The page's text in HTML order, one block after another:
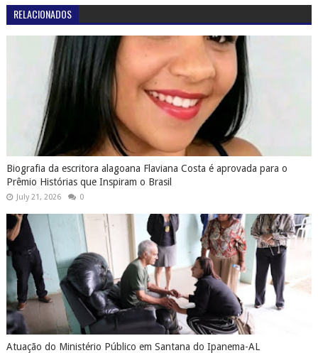
RELACIONADOS
Biografia da escritora alagoana Flaviana Costa é aprovada para o
Prêmio Histórias que Inspiram o Brasil
July 21, 2026 0
Atuação do Ministério Público em Santana do Ipanema-AL